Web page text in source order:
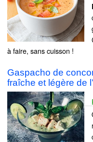
à faire, sans cuisson !
Gaspacho de
fraîche et légère de